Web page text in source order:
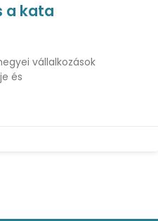
a kata
vállalkozások
és